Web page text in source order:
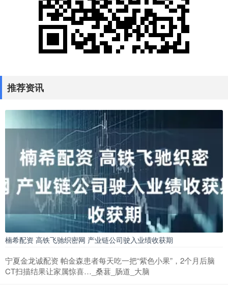
推荐资讯
楠希配资 高铁飞驰织密网 产业链公司驶入业绩收获期
宁夏金龙诚配资 帕金森患者每天吃一把“紫色小果”，2个月后脑
CT扫描结果让家属惊喜…_桑葚_肠道_大脑